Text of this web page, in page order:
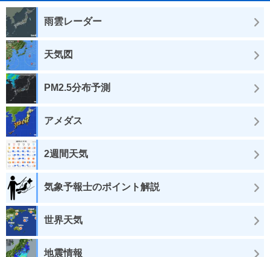
雨雲レーダー
天気図
PM2.5分布予測
アメダス
2週間天気
気象予報士のポイント解説
世界天気
地震情報